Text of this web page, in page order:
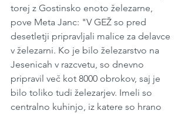
torej z Gostinsko enoto železarne,
pove Meta Janc: "V GEŽ so pred
desetletji pripravljali malice za delavce
v železarni. Ko je bilo železarstvo na
Jesenicah v razcvetu, so dnevno
pripravil več kot 8000 obrokov, saj je
bilo toliko tudi železarjev. Imeli so
centralno kuhinjo, iz katere so hrano